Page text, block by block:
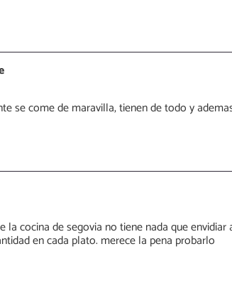
se come de maravilla, tienen de todo y
la cocina de segovia no tiene nada que
en cada plato. merece la pena probarlo